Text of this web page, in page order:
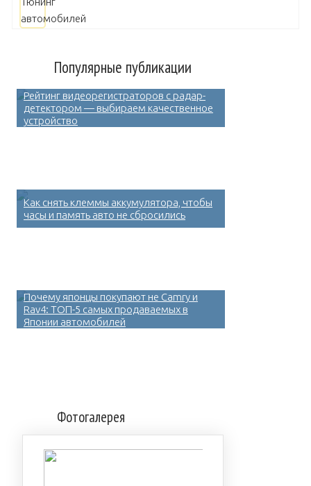
Популярные публикации
Рейтинг видеорегистраторов с радар-
детектором — выбираем качественное
устройство
Как снять клеммы аккумулятора, чтобы
часы и память авто не сбросились
Почему японцы покупают не Camry и
Rav4: ТОП-5 самых продаваемых в
Японии автомобилей
Фотогалерея